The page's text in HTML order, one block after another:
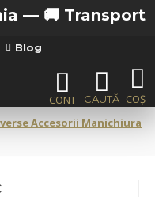
— 🚚 Transport
Blog
Accesorii Manichiura